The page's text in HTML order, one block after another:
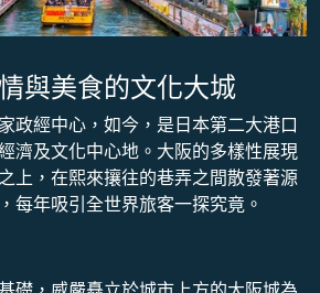
與美食的文化大城
政經中心，如今，是日本第二大港口
濟及文化中心地。大阪的多樣性展現
上，在熙來攘往的巷弄之間散發著源
每年吸引全世界旅客一探究竟。